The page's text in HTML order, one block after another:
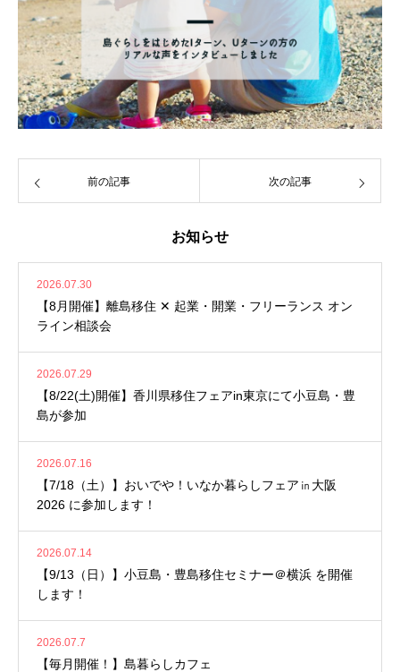
前の記事 次の記事
お知らせ
2026.07.30
【8月開催】離島移住 ✕ 起業・開業・フリーランス オン
ライン相談会
2026.07.29
【8/22(土)開催】香川県移住フェアin東京にて小豆島・豊
島が参加
2026.07.16
【7/18（土）】おいでや！いなか暮らしフェア㏌大阪
2026 に参加します！
2026.07.14
【9/13（日）】小豆島・豊島移住セミナー＠横浜 を開催
します！
2026.07.7
【毎月開催！】島暮らしカフェ